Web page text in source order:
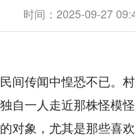
时间：2025-09-27
间传闻中惶恐不已。
自一人走近那株怪模
对象，尤其是那些喜